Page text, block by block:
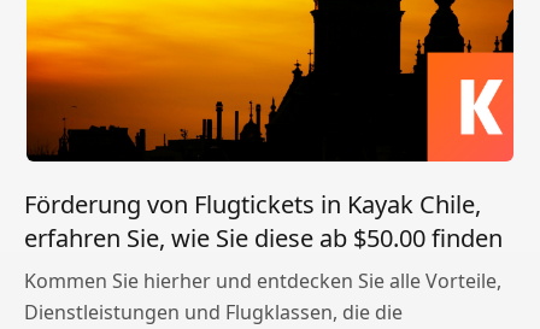
Förderung von Flugtickets in Kayak Chile,
erfahren Sie, wie Sie diese ab $50.00 finden
Kommen Sie hierher und entdecken Sie alle Vorteile,
Dienstleistungen und Flugklassen, die die